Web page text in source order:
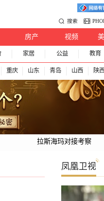
搜索
房产 视频
家居 公益 教育
重庆 山东 青岛 山西 陕西
拉斯海玛对接考察
凤凰卫视